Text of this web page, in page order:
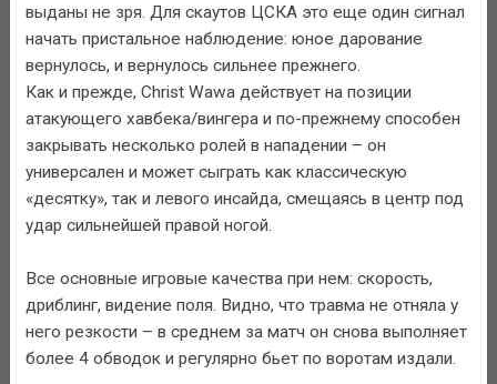
выданы не зря. Для скаутов ЦСКА это еще один сигнал
начать пристальное наблюдение: юное дарование
вернулось, и вернулось сильнее прежнего.
Как и прежде, Christ Wawa действует на позиции
атакующего хавбека/вингера и по-прежнему способен
закрывать несколько ролей в нападении – он
универсален и может сыграть как классическую
«десятку», так и левого инсайда, смещаясь в центр под
удар сильнейшей правой ногой.
Все основные игровые качества при нем: скорость,
дриблинг, видение поля. Видно, что травма не отняла у
него резкости – в среднем за матч он снова выполняет
более 4 обводок и регулярно бьет по воротам издали.